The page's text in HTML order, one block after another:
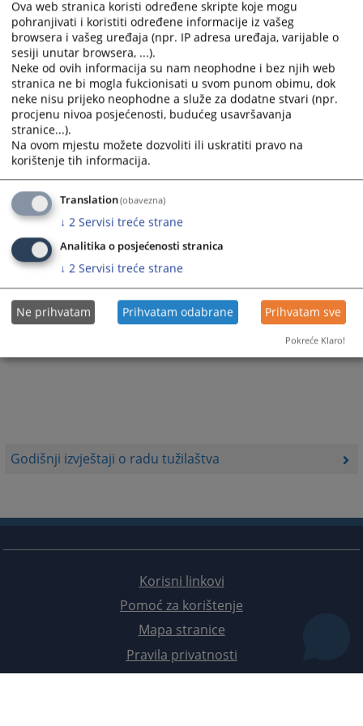
Godišnji izvještaji o radu tužilaštva
the
calendar
and
select
a
date.
Press
the
question
key
to
get
the
keyboard
for
changing
the
calendar
and
select
a
date.
Press
the
question
to
get
the
keyboard
for
changing
Trenutno nema vijesti
Korisni linkovi
Pomoć za korištenje
Mapa stranice
Pravila privatnosti
Ova web stranica koristi određene skripte koje mogu
pohranjivati i koristiti određene informacije iz vašeg
browsera i vašeg uređaja (npr. IP adresa uređaja, varijable o
sesiji unutar browsera, ...).
Neke od ovih informacija su nam neophodne i bez njih web
stranica ne bi mogla fukcionisati u svom punom obimu, dok
neke nisu prijeko neophodne a služe za dodatne stvari (npr.
procjenu nivoa posjećenosti, budućeg usavršavanja
stranice...).
Na ovom mjestu možete dozvoliti ili uskratiti pravo na
korištenje tih informacija.
Translation(obavezna)
↓ 2 Servisi treće strane
Analitika o posjećenosti stranica
↓ 2 Servisi treće strane
Ne prihvatam Prihvatam odabrane Prihvatam sve
Pokreće Klaro!